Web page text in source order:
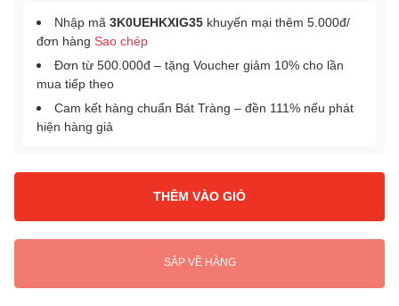
Nhập mã 3K0UEHKXIG35 khuyến mại thêm 5.000đ/
đơn hàng Sao chép
Đơn từ 500.000đ – tặng Voucher giảm 10% cho lần
mua tiếp theo
Cam kết hàng chuẩn Bát Tràng – đền 111% nếu phát
hiện hàng giả
THÊM VÀO GIỎ
SẮP VỀ HÀNG